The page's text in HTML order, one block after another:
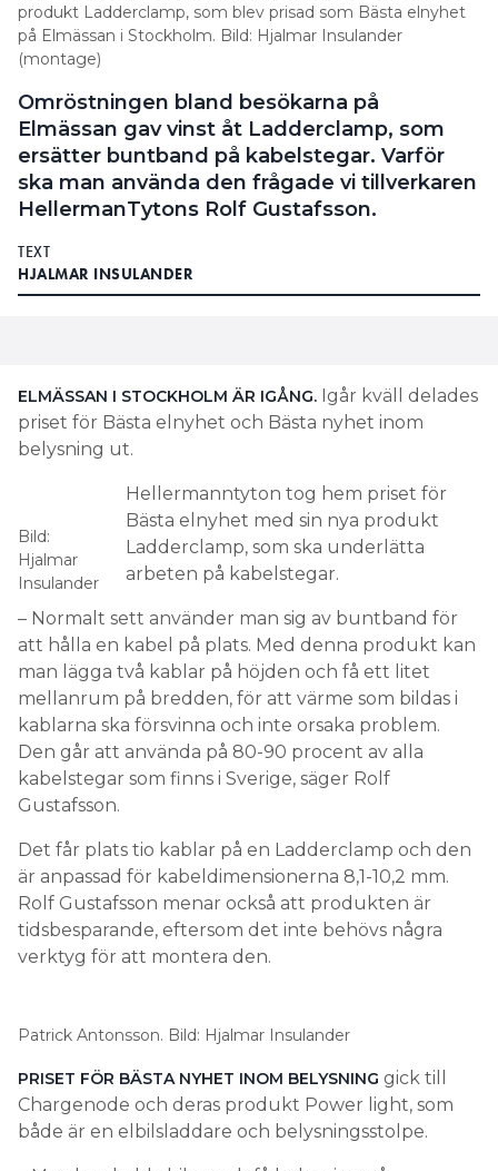
produkt Ladderclamp, som blev prisad som Bästa elnyhet
på Elmässan i Stockholm. Bild: Hjalmar Insulander
(montage)
Omröstningen bland besökarna på
Elmässan gav vinst åt Ladderclamp, som
ersätter buntband på kabelstegar. Varför
ska man använda den frågade vi tillverkaren
HellermanTytons Rolf Gustafsson.
TEXT
HJALMAR INSULANDER
ELMÄSSAN I STOCKHOLM ÄR IGÅNG. Igår kväll delades
priset för Bästa elnyhet och Bästa nyhet inom
belysning ut.
Bild:
Hjalmar
Insulander
Hellermanntyton tog hem priset för
Bästa elnyhet med sin nya produkt
Ladderclamp, som ska underlätta
arbeten på kabelstegar.
– Normalt sett använder man sig av buntband för
att hålla en kabel på plats. Med denna produkt kan
man lägga två kablar på höjden och få ett litet
mellanrum på bredden, för att värme som bildas i
kablarna ska försvinna och inte orsaka problem.
Den går att använda på 80-90 procent av alla
kabelstegar som finns i Sverige, säger Rolf
Gustafsson.
Det får plats tio kablar på en Ladderclamp och den
är anpassad för kabeldimensionerna 8,1-10,2 mm.
Rolf Gustafsson menar också att produkten är
tidsbesparande, eftersom det inte behövs några
verktyg för att montera den.
Patrick Antonsson. Bild: Hjalmar Insulander
PRISET FÖR BÄSTA NYHET INOM BELYSNING gick till
Chargenode och deras produkt Power light, som
både är en elbilsladdare och belysningsstolpe.